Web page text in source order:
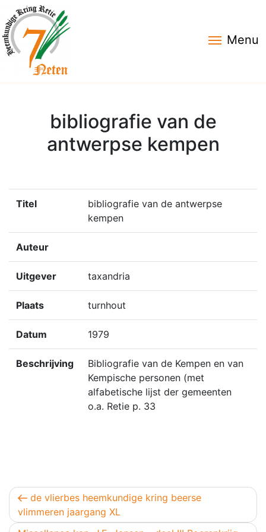
Menu
bibliografie van de
antwerpse kempen
Titel
bibliografie van de antwerpse
kempen
Auteur
Uitgever taxandria
Plaats turnhout
Datum 1979
Beschrijving
Bibliografie van de Kempen en van
Kempische personen (met
alfabetische lijst der gemeenten
o.a. Retie p. 33
Berichtnavigatie
Vorig bericht
de vlierbes heemkundige kring beerse
vlimmeren jaargang XL